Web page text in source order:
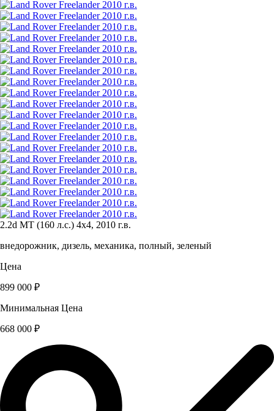
2.2d MT (160 л.с.) 4x4, 2010 г.в.
внедорожник, дизель, механика, полный, зеленый
Цена
899 000 ₽
Минимальная Цена
668 000 ₽